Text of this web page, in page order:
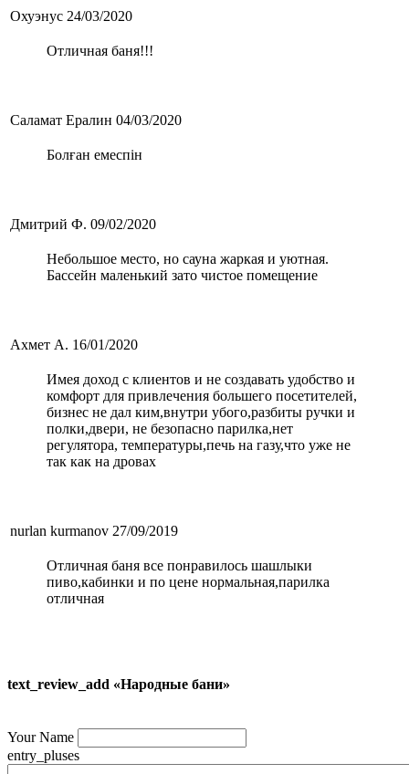
Охуэнус 24/03/2020
Отличная баня!!!
Саламат Ералин 04/03/2020
Болған емеспін
Дмитрий Ф. 09/02/2020
Небольшое место, но сауна жаркая и уютная.
Бассейн маленький зато чистое помещение
Ахмет А. 16/01/2020
Имея доход с клиентов и не создавать удобство и
комфорт для привлечения большего посетителей,
бизнес не дал ким,внутри убого,разбиты ручки и
полки,двери, не безопасно парилка,нет
регулятора, температуры,печь на газу,что уже не
так как на дровах
nurlan kurmanov 27/09/2019
Отличная баня все понравилось шашлыки
пиво,кабинки и по цене нормальная,парилка
отличная
text_review_add «Народные бани»
Your Name
entry_pluses